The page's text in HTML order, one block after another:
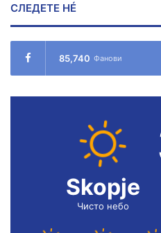
СЛЕДЕТЕ НÉ
85,740 Фанови
Skopje
Чисто небо